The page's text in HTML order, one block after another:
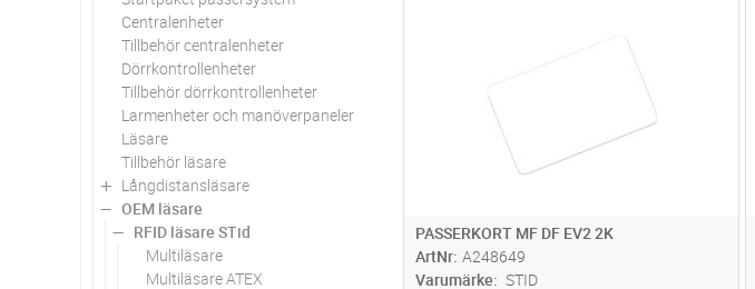
Centralenheter
Tillbehör centralenheter
Dörrkontrollenheter
Tillbehör dörrkontrollenheter
Larmenheter och manöverpaneler
Läsare
Tillbehör läsare
Långdistansläsare
OEM läsare
RFID läsare STid
Multiläsare
Multiläsare ATEX
PASSERKORT MF DF EV2 2K
ArtNr A248649
Varumärke
STID